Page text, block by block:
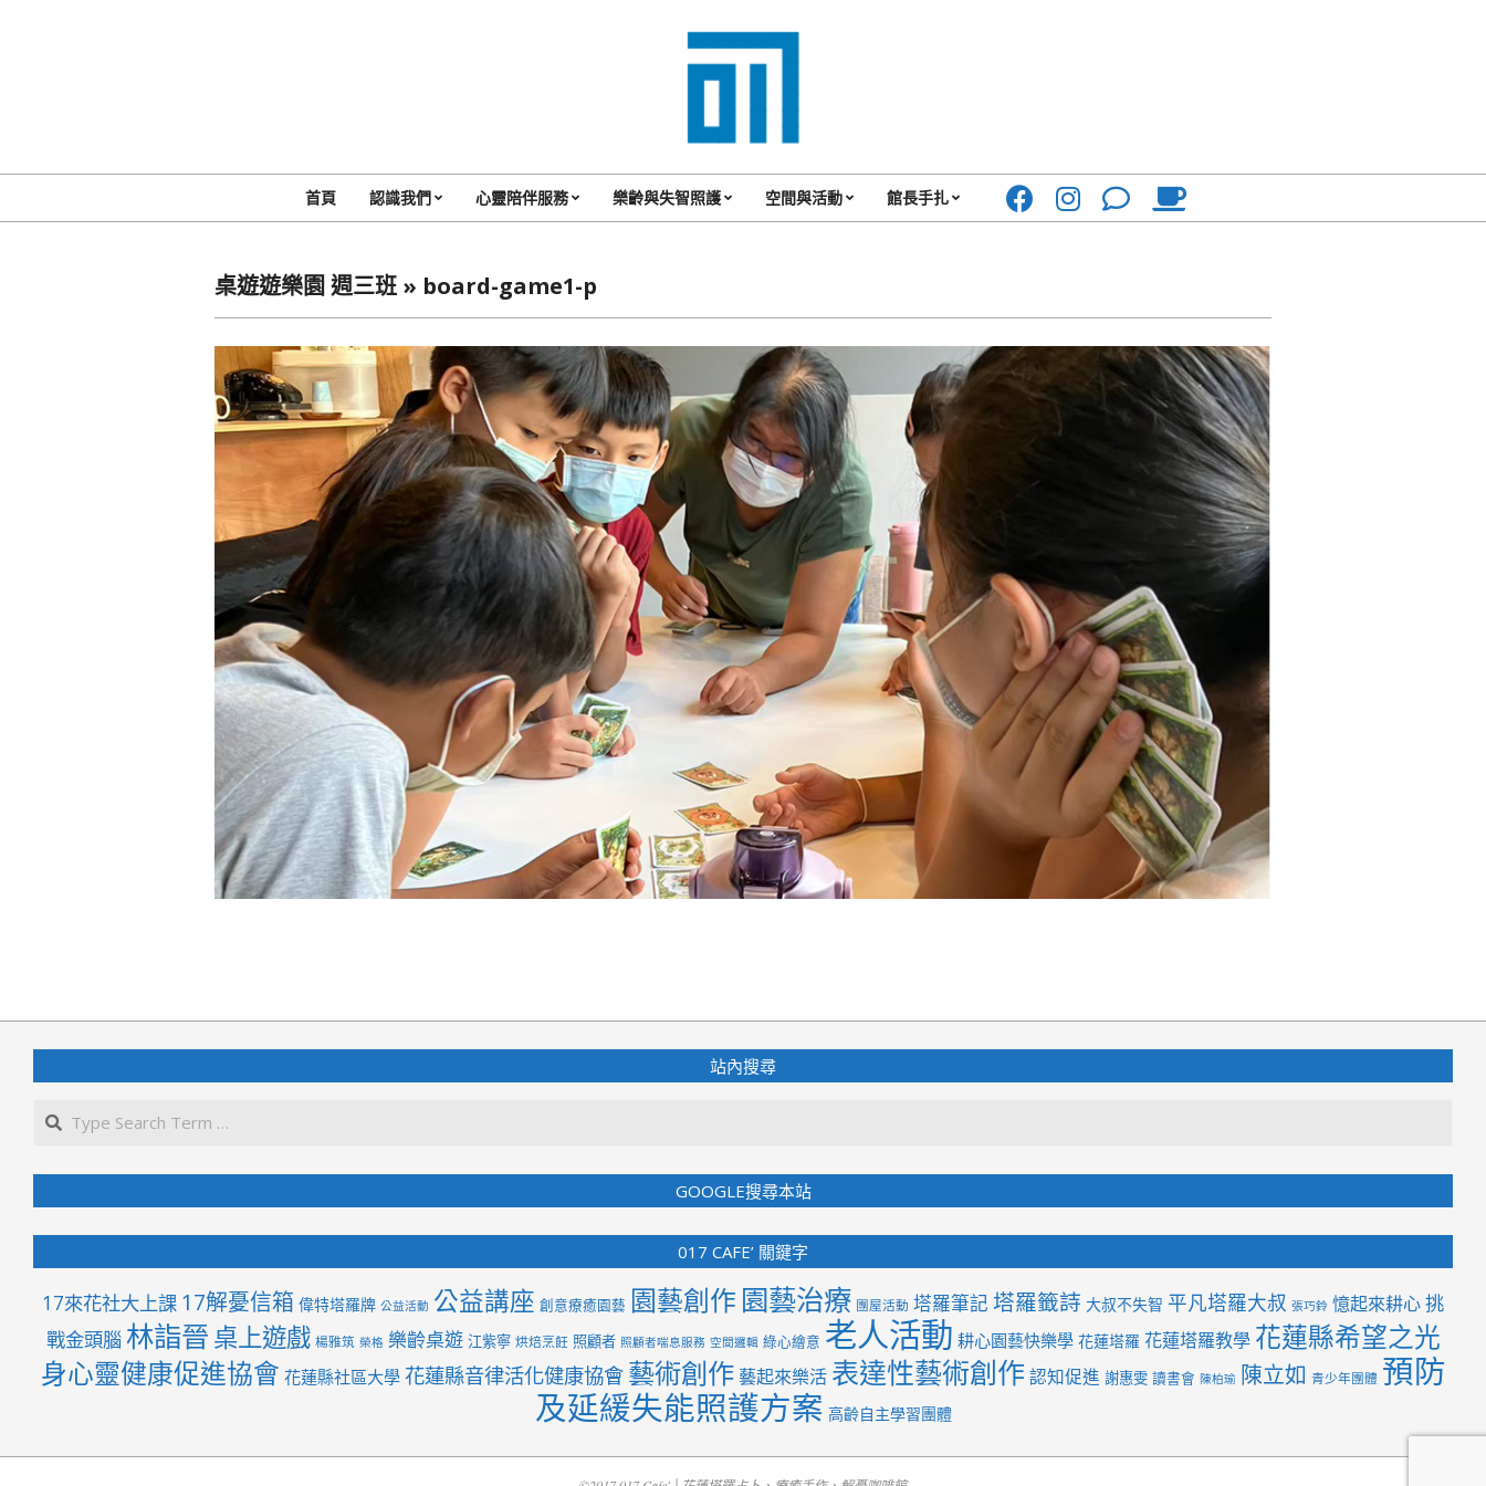
017
Cafe'
一
起
咖
啡
館
Primary
首頁 認識我們 心靈陪伴服務 樂齡與失智照護 空間與活動 館長手扎
桌遊遊樂園 週三班 » board-game1-p
08-
06
站內搜尋
GOOGLE搜尋本站
017 CAFE’ 關鍵字
17來花社大上課 17解憂信箱 偉特塔羅牌 公益活動 公益講座 創意療癒園藝 園藝創作 園藝治療 團屋活動 塔羅筆記 塔羅籤詩 大叔不失智 平凡塔羅大叔 張巧鈴 憶起來耕心挑
戰金頭腦 林詣晉桌上遊戲 楊雅筑 榮格 樂齡桌遊 江紫寧 烘焙烹飪 照顧者 照顧者喘息服務 空間邏輯 綠心繪意 老人活動 耕心園藝快樂學 花蓮塔羅 花蓮塔羅教學 花蓮縣希望之光
身心靈健康促進協會 花蓮縣社區大學 花蓮縣音律活化健康協會 藝術創作 藝起來樂活 表達性藝術創作 認知促進 謝惠雯 讀書會 陳柏瑜 陳立如 青少年團體 預防
及延緩失能照護方案 高齡自主學習團體